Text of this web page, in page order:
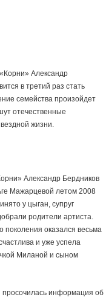
Александр
в третий раз стать
семейства произойдет
отечественные
жизни.
Александр Бердников
Мажарцевой летом 2008
у цыган, супруг
родители артиста.
поколения оказался весьма
и уже успела
Миланой и сыном
информация об